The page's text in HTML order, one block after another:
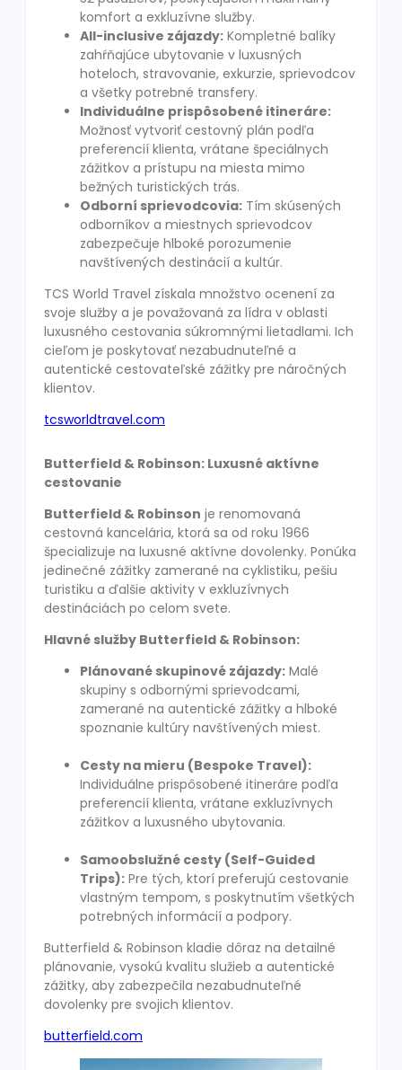
komfort a exkluzívne služby.
All-inclusive zájazdy: Kompletné balíky
zahŕňajúce ubytovanie v luxusných
hoteloch, stravovanie, exkurzie, sprievodcov
a všetky potrebné transfery.
Individuálne prispôsobené itineráre:
Možnosť vytvoriť cestovný plán podľa
preferencií klienta, vrátane špeciálnych
zážitkov a prístupu na miesta mimo
bežných turistických trás.
Odborní sprievodcovia: Tím skúsených
odborníkov a miestnych sprievodcov
zabezpečuje hlboké porozumenie
navštívených destinácií a kultúr.
TCS World Travel získala množstvo ocenení za
svoje služby a je považovaná za lídra v oblasti
luxusného cestovania súkromnými lietadlami. Ich
cieľom je poskytovať nezabudnuteľné a
autentické cestovateľské zážitky pre náročných
klientov.
tcsworldtravel.com
Butterfield & Robinson: Luxusné aktívne
cestovanie
Butterfield & Robinson je renomovaná
cestovná kancelária, ktorá sa od roku 1966
špecializuje na luxusné aktívne dovolenky. Ponúka
jedinečné zážitky zamerané na cyklistiku, pešiu
turistiku a ďalšie aktivity v exkluzívnych
destináciách po celom svete.
Hlavné služby Butterfield & Robinson:
Plánované skupinové zájazdy: Malé
skupiny s odbornými sprievodcami,
zamerané na autentické zážitky a hlboké
spoznanie kultúry navštívených miest.
Cesty na mieru (Bespoke Travel):
Individuálne prispôsobené itineráre podľa
preferencií klienta, vrátane exkluzívnych
zážitkov a luxusného ubytovania.
Samoobslužné cesty (Self-Guided
Trips): Pre tých, ktorí preferujú cestovanie
vlastným tempom, s poskytnutím všetkých
potrebných informácií a podpory.
Butterfield & Robinson kladie dôraz na detailné
plánovanie, vysokú kvalitu služieb a autentické
zážitky, aby zabezpečila nezabudnuteľné
dovolenky pre svojich klientov.
butterfield.com